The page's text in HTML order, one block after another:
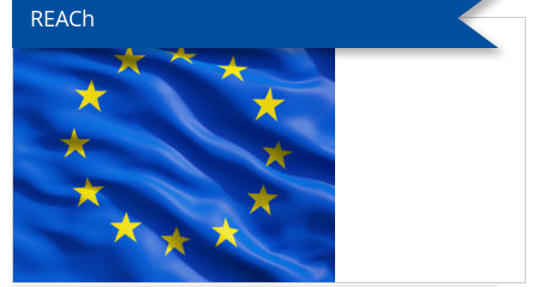
REACh